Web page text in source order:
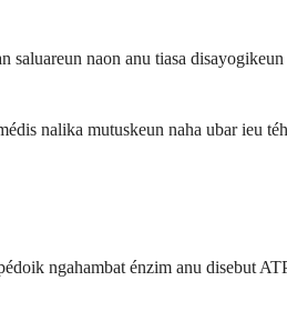
saluareun naon anu tiasa
nalika mutuskeun naha ubar ieu
ngahambat énzim anu disebut